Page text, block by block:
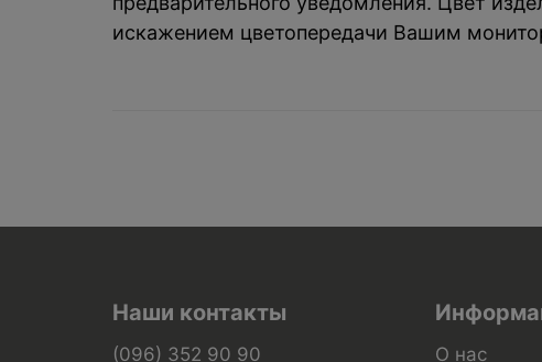
искажением цветопередачи Вашим
Наши контакты
(096) 352 90 90 О нас